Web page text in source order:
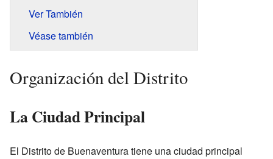
Ver También
Véase también
Organización del Distrito
La Ciudad Principal
El Distrito de Buenaventura tiene una ciudad principal